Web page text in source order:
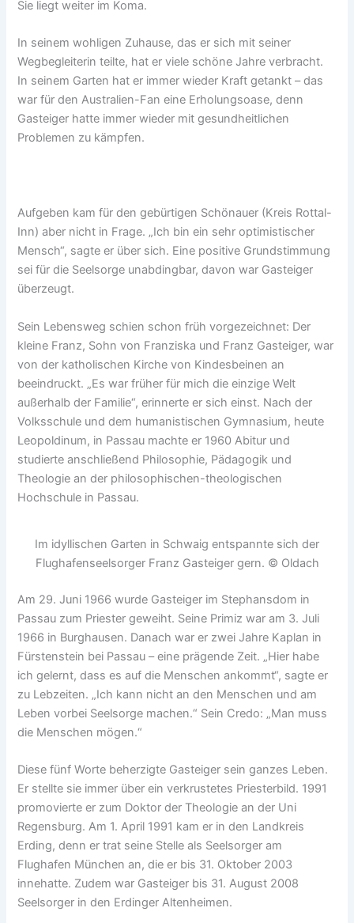
Sie liegt weiter im Koma.
In seinem wohligen Zuhause, das er sich mit seiner
Wegbegleiterin teilte, hat er viele schöne Jahre verbracht.
In seinem Garten hat er immer wieder Kraft getankt – das
war für den Australien-Fan eine Erholungsoase, denn
Gasteiger hatte immer wieder mit gesundheitlichen
Problemen zu kämpfen.
Aufgeben kam für den gebürtigen Schönauer (Kreis Rottal-
Inn) aber nicht in Frage. „Ich bin ein sehr optimistischer
Mensch“, sagte er über sich. Eine positive Grundstimmung
sei für die Seelsorge unabdingbar, davon war Gasteiger
überzeugt.
Sein Lebensweg schien schon früh vorgezeichnet: Der
kleine Franz, Sohn von Franziska und Franz Gasteiger, war
von der katholischen Kirche von Kindesbeinen an
beeindruckt. „Es war früher für mich die einzige Welt
außerhalb der Familie“, erinnerte er sich einst. Nach der
Volksschule und dem humanistischen Gymnasium, heute
Leopoldinum, in Passau machte er 1960 Abitur und
studierte anschließend Philosophie, Pädagogik und
Theologie an der philosophischen-theologischen
Hochschule in Passau.
Im idyllischen Garten in Schwaig entspannte sich der
Flughafenseelsorger Franz Gasteiger gern. © Oldach
Am 29. Juni 1966 wurde Gasteiger im Stephansdom in
Passau zum Priester geweiht. Seine Primiz war am 3. Juli
1966 in Burghausen. Danach war er zwei Jahre Kaplan in
Fürstenstein bei Passau – eine prägende Zeit. „Hier habe
ich gelernt, dass es auf die Menschen ankommt“, sagte er
zu Lebzeiten. „Ich kann nicht an den Menschen und am
Leben vorbei Seelsorge machen.“ Sein Credo: „Man muss
die Menschen mögen.“
Diese fünf Worte beherzigte Gasteiger sein ganzes Leben.
Er stellte sie immer über ein verkrustetes Priesterbild. 1991
promovierte er zum Doktor der Theologie an der Uni
Regensburg. Am 1. April 1991 kam er in den Landkreis
Erding, denn er trat seine Stelle als Seelsorger am
Flughafen München an, die er bis 31. Oktober 2003
innehatte. Zudem war Gasteiger bis 31. August 2008
Seelsorger in den Erdinger Altenheimen.